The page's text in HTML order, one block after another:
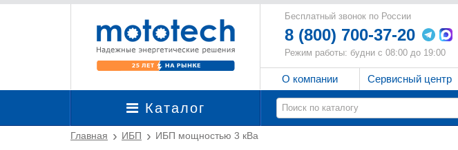
Бесплатный звонок по России
8 (800) 700-37-20
Режим работы: будни с 08:00 до 19:00
О компании Сервисный центр
Каталог
Главная ИБП ИБП мощностью 3 кВа